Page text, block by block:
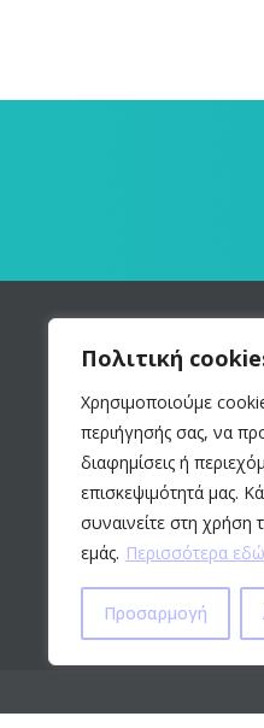
Πολιτική
Χρησιμοποιούμε
περιήγησής σας, να
διαφημίσεις ή
επισκεψιμότητά μας.
συναινείτε στη
εμάς. Περισσότερα εδώ
Προσαρμογή
DR.
Αισθητική
Πλαστική